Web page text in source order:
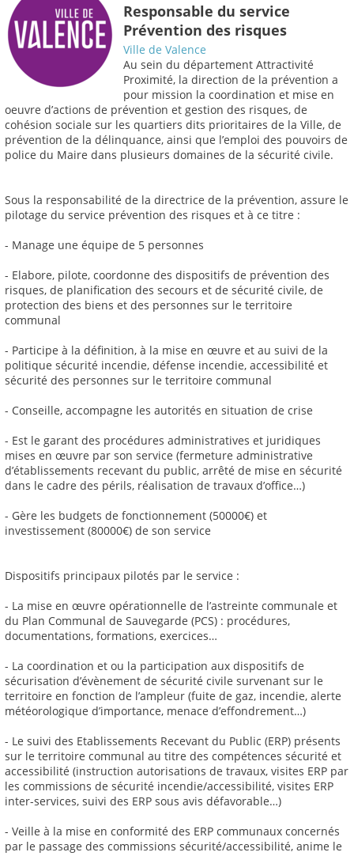
Responsable du service
Prévention des risques
Ville de Valence
Au sein du département Attractivité
Proximité, la direction de la prévention a
pour mission la coordination et mise en
oeuvre d’actions de prévention et gestion des risques, de
cohésion sociale sur les quartiers dits prioritaires de la Ville, de
prévention de la délinquance, ainsi que l’emploi des pouvoirs de
police du Maire dans plusieurs domaines de la sécurité civile.
Sous la responsabilité de la directrice de la prévention, assure le
pilotage du service prévention des risques et à ce titre :
- Manage une équipe de 5 personnes
- Elabore, pilote, coordonne des dispositifs de prévention des
risques, de planification des secours et de sécurité civile, de
protection des biens et des personnes sur le territoire
communal
- Participe à la définition, à la mise en œuvre et au suivi de la
politique sécurité incendie, défense incendie, accessibilité et
sécurité des personnes sur le territoire communal
- Conseille, accompagne les autorités en situation de crise
- Est le garant des procédures administratives et juridiques
mises en œuvre par son service (fermeture administrative
d’établissements recevant du public, arrêté de mise en sécurité
dans le cadre des périls, réalisation de travaux d’office…)
- Gère les budgets de fonctionnement (50000€) et
investissement (80000€) de son service
Dispositifs principaux pilotés par le service :
- La mise en œuvre opérationnelle de l’astreinte communale et
du Plan Communal de Sauvegarde (PCS) : procédures,
documentations, formations, exercices…
- La coordination et ou la participation aux dispositifs de
sécurisation d’évènement de sécurité civile survenant sur le
territoire en fonction de l’ampleur (fuite de gaz, incendie, alerte
météorologique d’importance, menace d’effondrement…)
- Le suivi des Etablissements Recevant du Public (ERP) présents
sur le territoire communal au titre des compétences sécurité et
accessibilité (instruction autorisations de travaux, visites ERP par
les commissions de sécurité incendie/accessibilité, visites ERP
inter-services, suivi des ERP sous avis défavorable…)
- Veille à la mise en conformité des ERP communaux concernés
par le passage des commissions sécurité/accessibilité, anime le